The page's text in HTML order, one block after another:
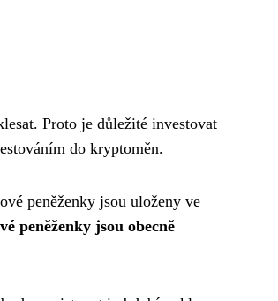
Proto je důležité investovat
do kryptoměn.
peněženky jsou uloženy ve
peněženky jsou obecně